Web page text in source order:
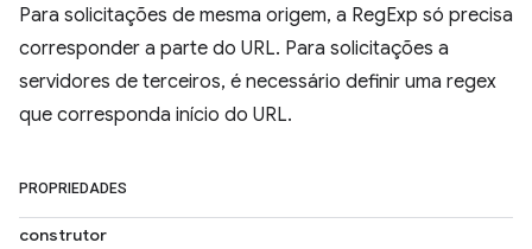
Para solicitações de mesma origem, a RegExp só precisa
corresponder a parte do URL. Para solicitações a
servidores de terceiros, é necessário definir uma regex
que corresponda início do URL.
PROPRIEDADES
construtor